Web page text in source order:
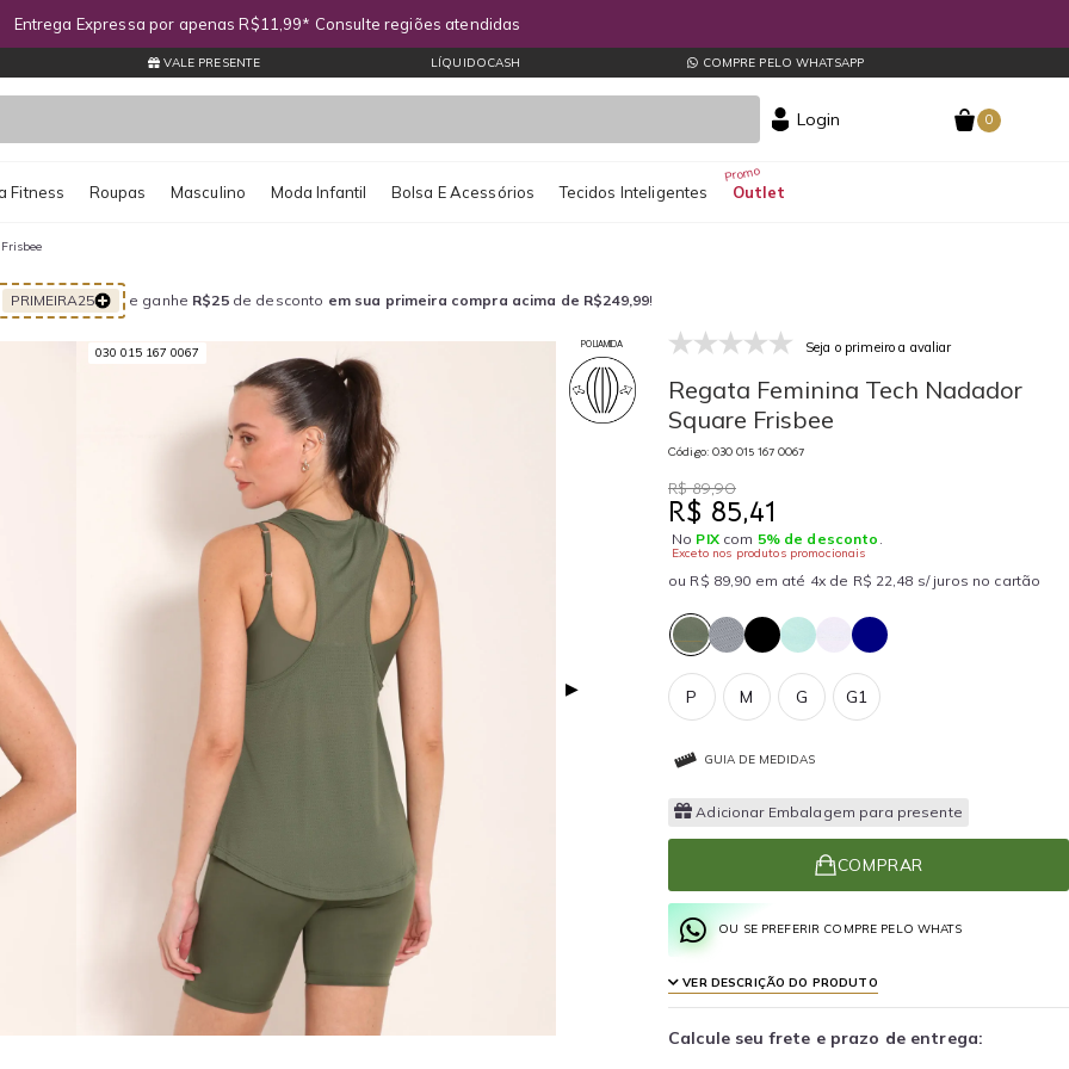
Entrega Expressa por apenas R$11,99* Consulte regiões atendidas
VALE PRESENTE LÍQUIDOCASH COMPRE PELO WHATSAPP
Login 0
Bolsa E Acessórios
Masculino Moda Infantil
Roupas
Fitness Outlet
Tecidos Inteligentes
PRIMEIRA25 e ganhe R$25de desconto em sua primeira compra acima de R$249,99!
030 015 167 0067 030 015 167 0067
▶
Seja o primeiro a avaliar
POLIAMIDA
Regata Feminina Tech Nadador
Square Frisbee
Código: 030 015 167 0067
R$ 89,90
R$ 85,41
No PIXcom 5% de desconto .
Exceto nos produtos promocionais
ou R$ 89,90 em até 4x de R$ 22,48 s/ juros no cartão
G1
M G
P
GUIA DE MEDIDAS
Adicionar Embalagem para presente
COMPRAR
OU SE PREFERIR COMPRE PELO WHATS
VER DESCRIÇÃO DO PRODUTO
Calcule seu frete e prazo de entrega: